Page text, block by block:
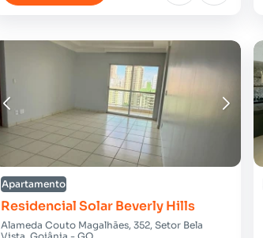
Apartamento
Residencial Solar Beverly Hills
Alameda Couto Magalhães, 352, Setor Bela